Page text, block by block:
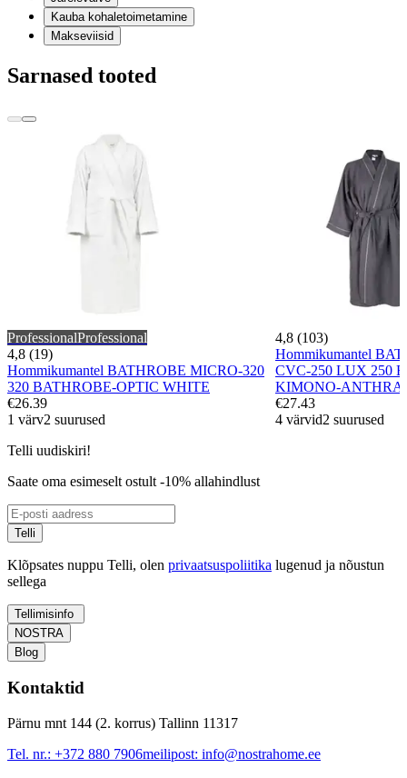
Kauba kohaletoimetamine
Makseviisid
Sarnased tooted
ProfessionalProfessional
4,8 (19)
Hommikumantel BATHROBE MICRO-320
320 BATHROBE-OPTIC WHITE
€26.39
1 värv2 suurused
4,8 (103)
Hommikumantel
CVC-250 LUX 250
KIMONO-
€27.43
4 värvid2 suurused
Telli uudiskiri!
Saate oma esimeselt ostult -10% allahindlust
Telli
Klõpsates nuppu Telli, olen privaatsuspoliitika lugenud ja nõustun
sellega
Tellimisinfo
NOSTRA
Blog
Kontaktid
Pärnu mnt 144 (2. korrus) Tallinn 11317
Tel. nr.: +372 880 7906meilipost: info@nostrahome.ee